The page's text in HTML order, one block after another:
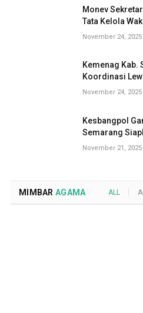
Monev
Tata Kelola
November 24, 2025
Kemenag Kab.
Koordinasi
November 24, 2025
Kesbangpol
Semarang
November 21, 2025
MIMBAR AGAMA ALL